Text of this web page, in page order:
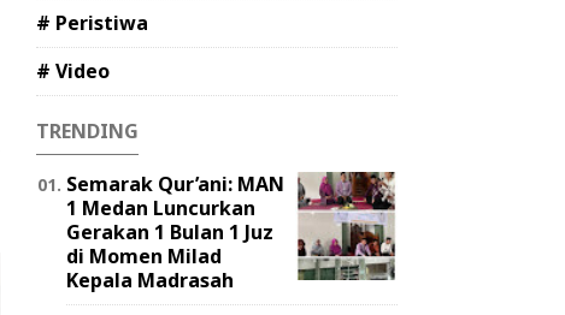
# Peristiwa
# Video
TRENDING
Semarak Qur’ani: MAN
1 Medan Luncurkan
Gerakan 1 Bulan 1 Juz
di Momen Milad
Kepala Madrasah